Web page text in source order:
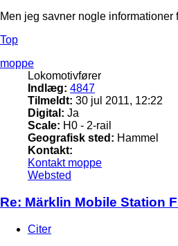
Men jeg savner nogle
Top
moppe
Lokomotivfører
Indlæg: 4847
Tilmeldt: 30 jul 2011, 12:22
Digital: Ja
Scale: H0 - 2-rail
Geografisk sted: Hammel
Kontakt:
Kontakt moppe
Websted
Re: Märklin Mobile Station
Citer